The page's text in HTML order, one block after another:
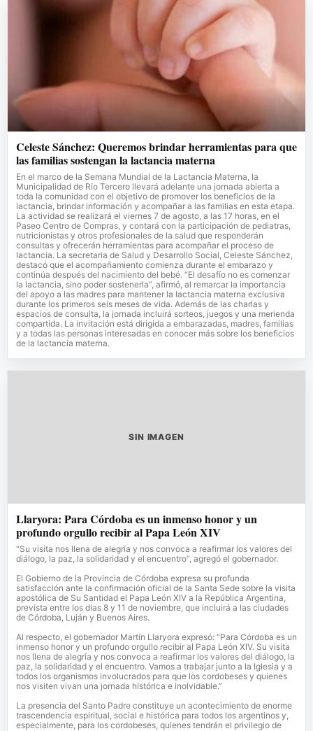
Celeste Sánchez: Queremos brindar herramientas para que
las familias sostengan la lactancia materna
En el marco de la Semana Mundial de la Lactancia Materna, la
Municipalidad de Río Tercero llevará adelante una jornada abierta a
toda la comunidad con el objetivo de promover los beneficios de la
lactancia, brindar información y acompañar a las familias en esta etapa.
La actividad se realizará el viernes 7 de agosto, a las 17 horas, en el
Paseo Centro de Compras, y contará con la participación de pediatras,
nutricionistas y otros profesionales de la salud que responderán
consultas y ofrecerán herramientas para acompañar el proceso de
lactancia. La secretaria de Salud y Desarrollo Social, Celeste Sánchez,
destacó que el acompañamiento comienza durante el embarazo y
continúa después del nacimiento del bebé. “El desafío no es comenzar
la lactancia, sino poder sostenerla”, afirmó, al remarcar la importancia
del apoyo a las madres para mantener la lactancia materna exclusiva
durante los primeros seis meses de vida. Además de las charlas y
espacios de consulta, la jornada incluirá sorteos, juegos y una merienda
compartida. La invitación está dirigida a embarazadas, madres, familias
y a todas las personas interesadas en conocer más sobre los beneficios
de la lactancia materna.
SIN IMAGEN
Llaryora: Para Córdoba es un inmenso honor y un
profundo orgullo recibir al Papa León XIV
“Su visita nos llena de alegría y nos convoca a reafirmar los valores del
diálogo, la paz, la solidaridad y el encuentro”, agregó el gobernador.
El Gobierno de la Provincia de Córdoba expresa su profunda
satisfacción ante la confirmación oficial de la Santa Sede sobre la visita
apostólica de Su Santidad el Papa León XIV a la República Argentina,
prevista entre los días 8 y 11 de noviembre, que incluirá a las ciudades
de Córdoba, Luján y Buenos Aires.
Al respecto, el gobernador Martín Llaryora expresó: “Para Córdoba es un
inmenso honor y un profundo orgullo recibir al Papa León XIV. Su visita
nos llena de alegría y nos convoca a reafirmar los valores del diálogo, la
paz, la solidaridad y el encuentro. Vamos a trabajar junto a la Iglesia y a
todos los organismos involucrados para que los cordobeses y quienes
nos visiten vivan una jornada histórica e inolvidable.”
La presencia del Santo Padre constituye un acontecimiento de enorme
trascendencia espiritual, social e histórica para todos los argentinos y,
especialmente, para los cordobeses, quienes tendrán el privilegio de